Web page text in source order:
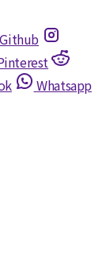
Github
Whatsapp